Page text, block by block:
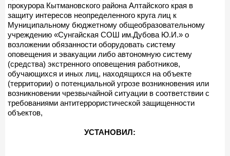
прокурора Кытмановского района Алтайского края в
защиту интересов неопределенного круга лиц к
Муниципальному бюджетному общеобразовательному
учреждению «Сунгайская СОШ им.Дубова Ю.И.» о
возложении обязанности оборудовать систему
оповещения и эвакуации либо автономную систему
(средства) экстренного оповещения работников,
обучающихся и иных лиц, находящихся на объекте
(территории) о потенциальной угрозе возникновения или
возникновении чрезвычайной ситуации в соответствии с
требованиями антитеррористической защищенности
объектов,
УСТАНОВИЛ: